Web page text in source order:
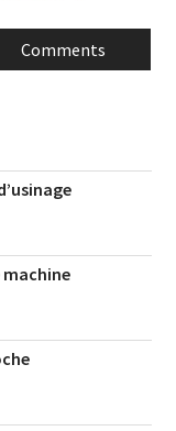
Comments